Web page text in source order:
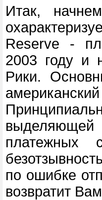
Итак,
Reserve -
2003 году и
Рики.
платежных
по ошибке
возвратит